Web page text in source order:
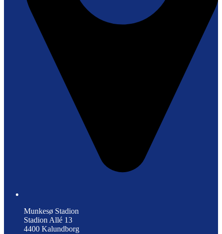
Munkesø Stadion
Stadion Allé 13
4400 Kalundborg